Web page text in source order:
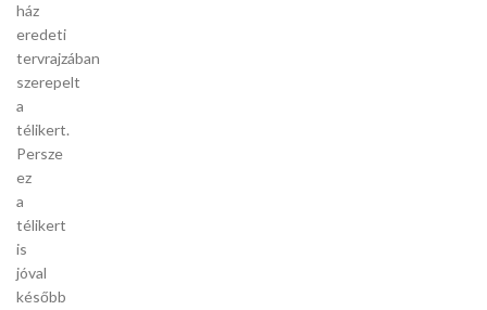
ház
eredeti
tervrajzában
szerepelt
a
télikert.
Persze
ez
a
télikert
is
jóval
később